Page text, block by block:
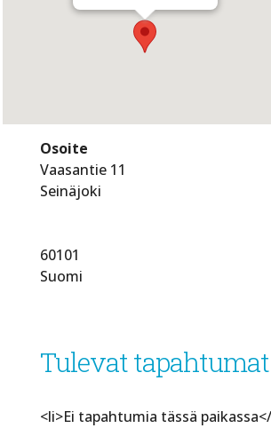
Osoite
Vaasantie 11
Seinäjoki
60101
Suomi
Tulevat tapahtumat
<li>Ei tapahtumia tässä